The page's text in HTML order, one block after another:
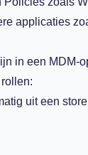
applicaties
in een MDM-
uit een